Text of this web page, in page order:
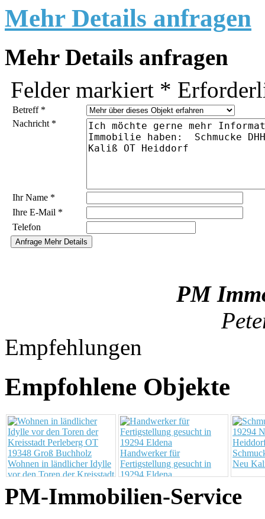
Mehr Details anfragen
Mehr Details anfragen
Felder markiert *
Betreff *
Nachricht *
Ihr Name *
Ihre E-Mail *
Telefon
PM
Empfehlungen
Empfohlene Objekte
Wohnen in ländlicher Idylle
vor den Toren der Kreisstadt
Buchholz
Handwerker für
Fertigstellung gesucht in
19294 Eldena
Neu
PM-Immobilien-Service